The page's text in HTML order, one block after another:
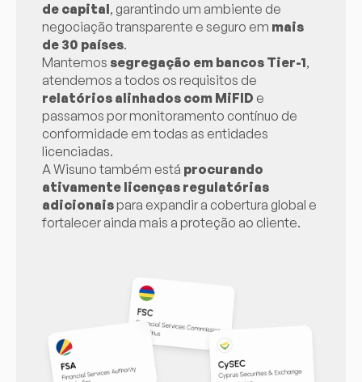
de capital, garantindo um ambiente de
negociação transparente e seguro em mais
de 30 países.
Mantemos segregação em bancos Tier-1,
atendemos a todos os requisitos de
relatórios alinhados com MiFID e
passamos por monitoramento contínuo de
conformidade em todas as entidades
licenciadas.
A Wisuno também está procurando
ativamente licenças regulatórias
adicionaispara expandir a cobertura global e
fortalecer ainda mais a proteção ao cliente.